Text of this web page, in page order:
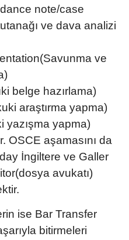
note/case
ve dava analizi
ve
belge hazırlama)
araştırma yapma)
yazışma yapma)
OSCE aşamasını da
İngiltere ve Galler
avukatı)
ise Bar Transfer
bitirmeleri